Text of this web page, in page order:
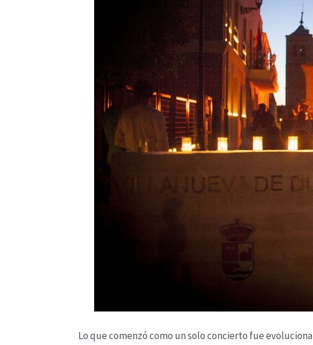
Lo que comenzó como un solo concierto fue